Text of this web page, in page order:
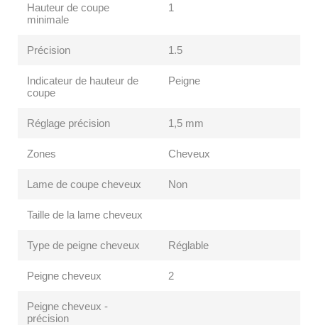
Hauteur de coupe
minimale
1
Précision 1.5
Indicateur de hauteur de
coupe
Peigne
Réglage précision 1,5 mm
Zones Cheveux
Lame de coupe cheveux Non
Taille de la lame cheveux
Type de peigne cheveux Réglable
Peigne cheveux 2
Peigne cheveux -
précision